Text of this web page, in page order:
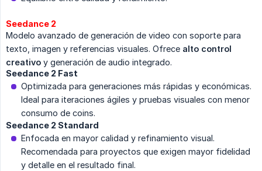
Seedance 2
Modelo avanzado de generación de video con soporte para
texto, imagen y referencias visuales. Ofrece alto control
creativo y generación de audio integrado.
Seedance 2 Fast
Optimizada para generaciones más rápidas y económicas.
Ideal para iteraciones ágiles y pruebas visuales con menor
consumo de coins.
Seedance 2 Standard
Enfocada en mayor calidad y refinamiento visual.
Recomendada para proyectos que exigen mayor fidelidad
y detalle en el resultado final.